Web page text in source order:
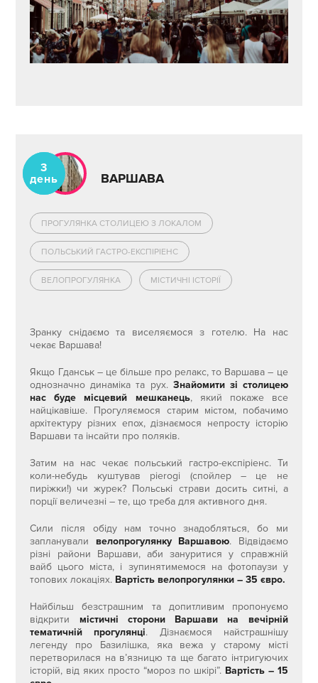
3
день
ВАРШАВА
ПРОГУЛЯНКА СТОЛИЦЕЮ З ЛОКАЛОМ
ПОЛЬСЬКИЙ ГАСТРО-ЕКСПІРІЕНС
ВЕЛОПРОГУЛЯНКА МІСТИЧНІ ІСТОРІЇ
Зранку снідаємо та виселяємося з готелю. На нас
чекає Варшава!
Якщо Гданськ – це більше про релакс, то Варшава – це
однозначно динаміка та рух. Знайомити зі столицею
нас буде місцевий мешканець, який покаже все
найцікавіше. Прогуляємося старим містом, побачимо
архітектуру різних епох, дізнаємося непросту історію
Варшави та інсайти про поляків.
Затим на нас чекає польський гастро-експіріенс. Ти
коли-небудь куштував pierogi (спойлер – це не
пиріжки!) чи журек? Польські страви досить ситні, а
порції величезні – те, що треба для активного дня.
Сили після обіду нам точно знадобляться, бо ми
запланували велопрогулянку Варшавою. Відвідаємо
різні райони Варшави, аби зануритися у справжній
вайб цього міста, і зупинятимемося на фотопаузи у
топових локаціях. Вартість велопрогулянки – 35 євро.
Найбільш безстрашним та допитливим пропонуємо
відкрити містичні сторони Варшави на вечірній
тематичній прогулянці. Дізнаємося найстрашнішу
легенду про Базилішка, яка вежа у старому місті
перетворилася на в’язницю та ще багато інтригуючих
історій, від яких просто “мороз по шкірі”. Вартість – 15